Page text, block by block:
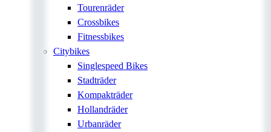
Tourenräder
Crossbikes
Fitnessbikes
Citybikes
Singlespeed Bikes
Stadträder
Kompakträder
Hollandräder
Urbanräder